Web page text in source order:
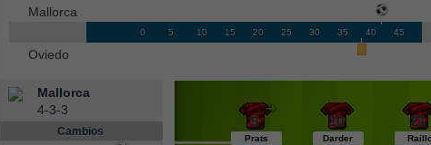
Mallorca
0 5 10 15 20 25 30 35 40 45
Oviedo
Mallorca
4-3-3
Cambios
9
Prats
10
Darder
21